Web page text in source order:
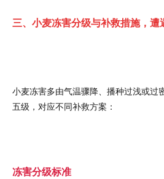
三、小麦冻害分级与补救措施，遭
小麦冻害多由气温骤降、播种过浅或过
五级，对应不同补救方案：
冻害分级标准